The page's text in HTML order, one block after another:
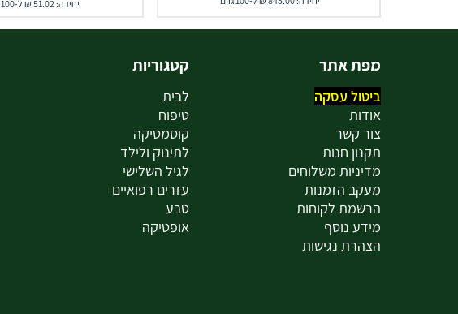
יחידה: 51.02 ₪ ל-100 מ"ל
מפת אתר
ביטול עסקה
אודות
צור קשר
תקנון חנות
מדיניות משלוחים
מעקב הזמנות
הרשמת לקוחות
מידע נוסף
הצהרת נגישות
קטגוריות
לבית
טיפוח
קוסמטיקה
לתינוק ולילד
לגיל השלישי
עזרים רפואיים
טבע
אופטיקה